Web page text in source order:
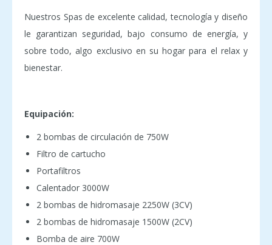
Nuestros Spas de excelente calidad, tecnología y diseño
le garantizan seguridad, bajo consumo de energía, y
sobre todo, algo exclusivo en su hogar para el relax y
bienestar.
Equipación:
2 bombas de circulación de 750W
Filtro de cartucho
Portafiltros
Calentador 3000W
2 bombas de hidromasaje 2250W (3CV)
2 bombas de hidromasaje 1500W (2CV)
Bomba de aire 700W